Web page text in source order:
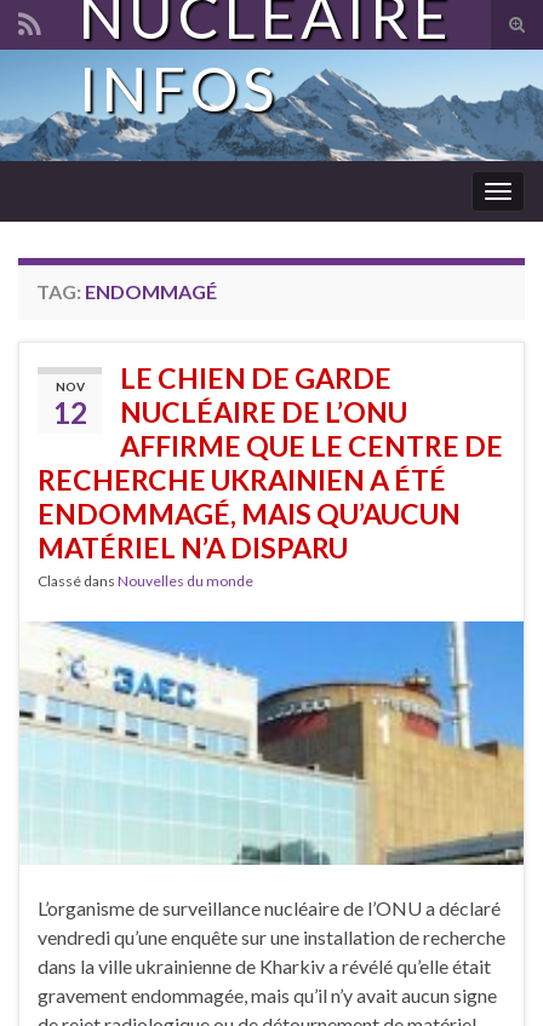
Search for:
NUCLÉAIRE
INFOS
TAG: ENDOMMAGÉ
NOV
12
LE CHIEN DE GARDE
NUCLÉAIRE DE L’ONU
AFFIRME QUE LE CENTRE DE
RECHERCHE UKRAINIEN A ÉTÉ
ENDOMMAGÉ, MAIS QU’AUCUN
MATÉRIEL N’A DISPARU
Classé dans Nouvelles du monde
L’organisme de surveillance nucléaire de l’ONU a déclaré
vendredi qu’une enquête sur une installation de recherche
dans la ville ukrainienne de Kharkiv a révélé qu’elle était
gravement endommagée, mais qu’il n’y avait aucun signe